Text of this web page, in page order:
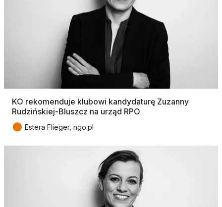
KO rekomenduje klubowi kandydaturę Zuzanny
Rudzińskiej-Bluszcz na urząd RPO
● Estera Flieger, ngo.pl